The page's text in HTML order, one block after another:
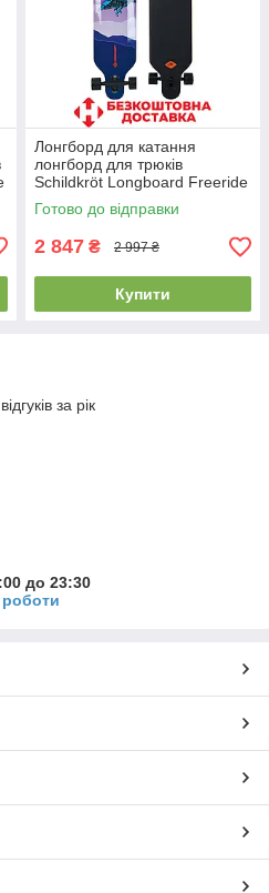
Лонгборд для катання
лонгборд для трюків
Schildkröt Longboard Freeride
41" God Feather 2020v
навантаження 100 кг
Готово до відправки
2 847 ₴ 2 997 ₴
Купити
за рік
до 23:30
роботи